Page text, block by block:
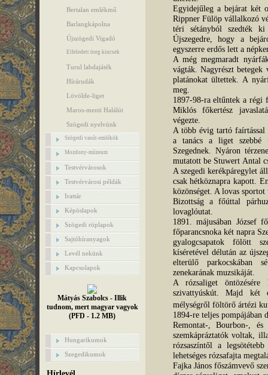
Bertalan emlékmű
Barlangkápolna
Újszögedi Vigadó
Elfeledett öreg kincsek
Turul labdajáték
Hírárudák
Lövölde-liget
Maros-menti Halálút
Szögedi nyelvünk
Szögedi vasút-emlékök
Mozdony-múzeum
Testvérvárosok
Testvérvárosi példák
Irattár
Képöslapok
Szögedi röplapok
Sajtóhíranyagok
Levél nekünk
Kapcsolapok
Mátyás Szabolcs - Illik
tudnom, mert magyar vagyok
(PFD - 1.2 MB)
Hungarikumok
Szegedikumok
Egyidejűleg a bejárat két
Rippner Fülöp vállalkozó
téri sétányból szedték
Újszegedre, hogy a
egyszerre erdős lett a
A még megmaradt
vágták. Nagyrészt
platánokat ültettek. A
meg.
1897-98-ra eltűntek a régi
Miklós főkertész
végezte.
A több évig tartó faírtással
a tanács a liget szebbé
Szegednek. Nyáron
mutatott be Stuwert Antal
A szegedi kerékpáregylet
csak hétköznapra kapott.
közönséget. A lovas
Bizottság a főúttal
lovaglóutat.
1891. májusában József
főparancsnoka két napra
gyalogcsapatok fölött
kíséretével délután az
elterülő parkocskában
zenekarának muzsikáját.
A rózsaliget
szivattyúskút. Majd két
mélységről föltörő ártézi
1894-re teljes pompájában
Remontat-, Bourbon-, és
szemkápráztatók voltak,
rózsaszíntől a
lehetséges rózsafajta
Fajka János főszámvevő